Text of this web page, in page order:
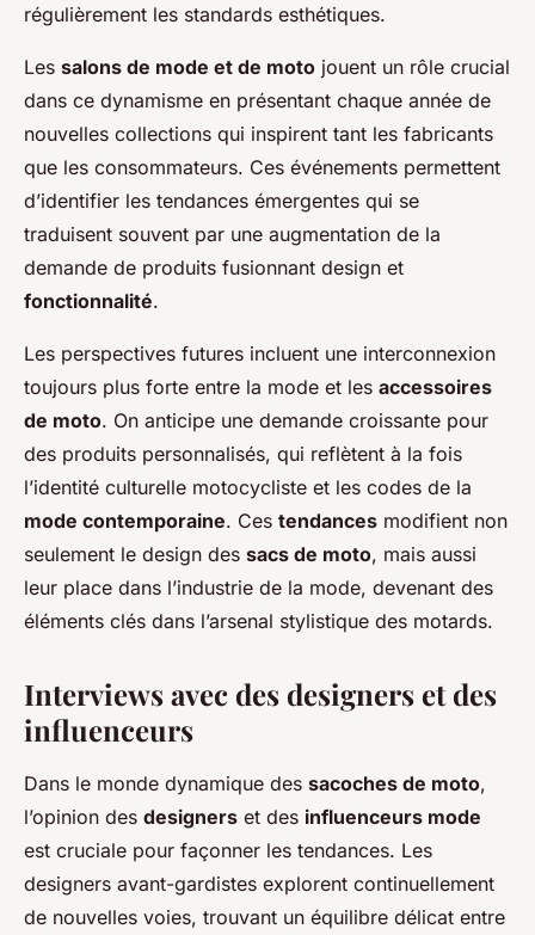
régulièrement les standards esthétiques.
Les salons de mode et de moto jouent un rôle crucial
dans ce dynamisme en présentant chaque année de
nouvelles collections qui inspirent tant les fabricants
que les consommateurs. Ces événements permettent
d’identifier les tendances émergentes qui se
traduisent souvent par une augmentation de la
demande de produits fusionnant design et
fonctionnalité.
Les perspectives futures incluent une interconnexion
toujours plus forte entre la mode et les accessoires
de moto. On anticipe une demande croissante pour
des produits personnalisés, qui reflètent à la fois
l’identité culturelle motocycliste et les codes de la
mode contemporaine. Ces tendances modifient non
seulement le design des sacs de moto, mais aussi
leur place dans l’industrie de la mode, devenant des
éléments clés dans l’arsenal stylistique des motards.
Interviews avec des designers et des
influenceurs
Dans le monde dynamique des sacoches de moto,
l’opinion des designers et des influenceurs mode
est cruciale pour façonner les tendances. Les
designers avant-gardistes explorent continuellement
de nouvelles voies, trouvant un équilibre délicat entre